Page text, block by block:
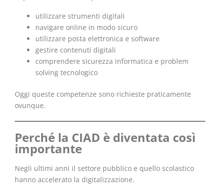
utilizzare strumenti digitali
navigare online in modo sicuro
utilizzare posta elettronica e software
gestire contenuti digitali
comprendere sicurezza informatica e problem
solving tecnologico
Oggi queste competenze sono richieste praticamente
ovunque.
Perché la CIAD è diventata così
importante
Negli ultimi anni il settore pubblico e quello scolastico
hanno accelerato la digitalizzazione.